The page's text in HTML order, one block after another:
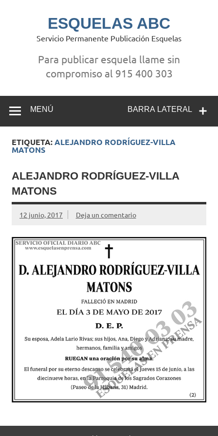
ESQUELAS ABC
Servicio Permanente Publicación Esquelas
Para publicar esquela llame sin
compromiso al 915 400 303
BARRA LATERAL
MENÚ
ETIQUETA:ALEJANDRO RODRÍGUEZ-VILLA
MATONS
ALEJANDRO RODRÍGUEZ-VILLA
MATONS
12 junio, 2017 Deja un comentario